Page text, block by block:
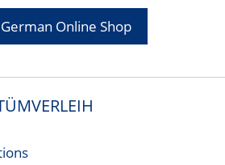
German Online Shop